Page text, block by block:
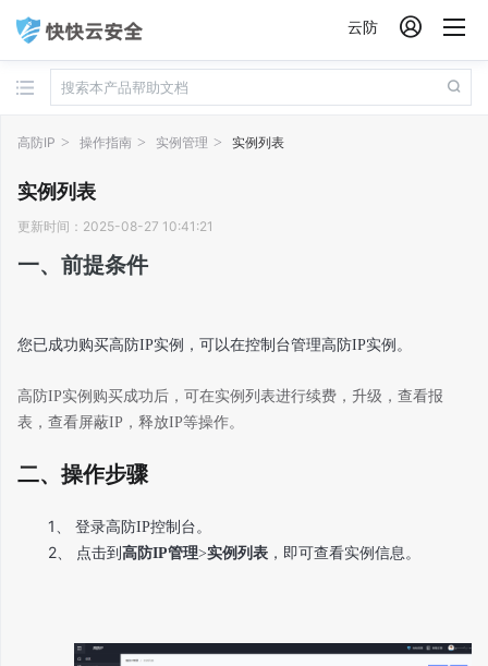
云防 
高防IP 操作指南 实例管理 实例列表
实例列表
更新时间：2025-08-27 10:41:21
一、前提条件
您已成功购买高防IP实例，可以在控制台管理高防IP实例。
高防IP实例购买成功后，可在实例列表进行续费，升级，查看报
表，查看屏蔽IP，释放IP等操作。
二、操作步骤
1、 登录高防IP控制台。
2、 点击到 高防IP管理>实例列表 ，即可查看实例信息。